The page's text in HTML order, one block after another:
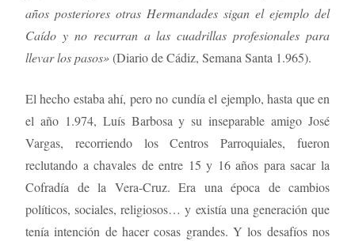
años posteriores otras Hermandades sigan el ejemplo del
Caído y no recurran a las cuadrillas profesionales para
llevar los pasos»(Diario de Cádiz, Semana Santa 1.965).
El hecho estaba ahí, pero no cundía el ejemplo, hasta que en
el año 1.974, Luís Barbosa y su inseparable amigo José
Vargas, recorriendo los Centros Parroquiales, fueron
reclutando a chavales de entre 15 y 16 años para sacar la
Cofradía de la Vera-Cruz. Era una época de cambios
políticos, sociales, religiosos… y existía una generación que
tenía intención de hacer cosas grandes. Y los desafíos nos